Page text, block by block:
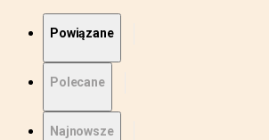
Powiązane
Polecane
Najnowsze